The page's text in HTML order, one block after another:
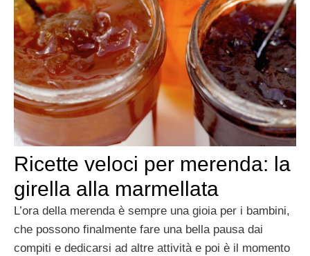
Ricette veloci per merenda: la
girella alla marmellata
L’ora della merenda è sempre una gioia per i bambini,
che possono finalmente fare una bella pausa dai
compiti e dedicarsi ad altre attività e poi è il momento